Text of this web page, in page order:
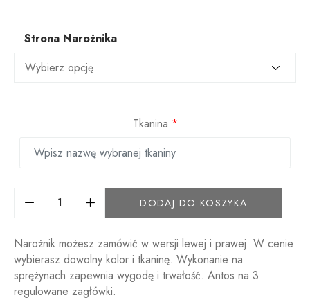
Strona Narożnika
Tkanina *
DODAJ DO KOSZYKA
Narożnik możesz zamówić w wersji lewej i prawej. W cenie
wybierasz dowolny kolor i tkaninę. Wykonanie na
sprężynach zapewnia wygodę i trwałość. Antos na 3
regulowane zagłówki.